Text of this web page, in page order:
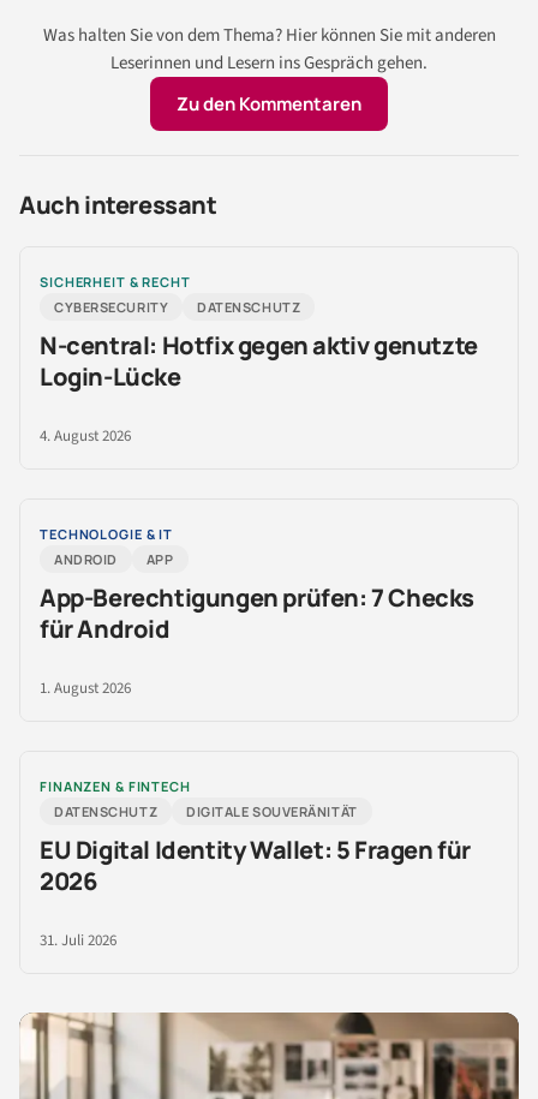
Was halten Sie von dem Thema? Hier können Sie mit anderen
Leserinnen und Lesern ins Gespräch gehen.
Zu den Kommentaren
Auch interessant
SICHERHEIT & RECHT
CYBERSECURITY
DATENSCHUTZ
N-central: Hotfix gegen aktiv genutzte
Login-Lücke
4. August 2026
TECHNOLOGIE & IT
ANDROID
APP
App-Berechtigungen prüfen: 7 Checks
für Android
1. August 2026
FINANZEN & FINTECH
DATENSCHUTZ
DIGITALE SOUVERÄNITÄT
EU Digital Identity Wallet: 5 Fragen für
2026
31. Juli 2026